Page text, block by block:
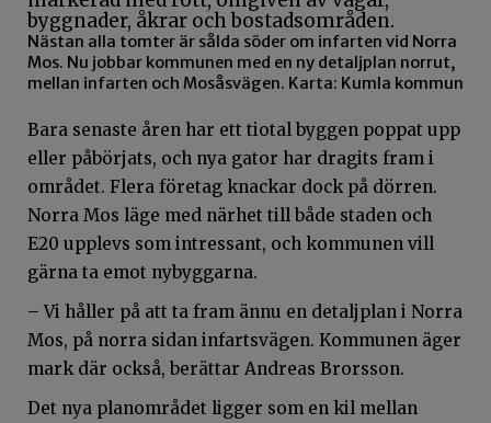
Nästan alla tomter är sålda söder om infarten vid Norra
Mos. Nu jobbar kommunen med en ny detaljplan norrut,
mellan infarten och Mosåsvägen. Karta: Kumla kommun
Bara senaste åren har ett tiotal byggen poppat upp
eller påbörjats, och nya gator har dragits fram i
området. Flera företag knackar dock på dörren.
Norra Mos läge med närhet till både staden och
E20 upplevs som intressant, och kommunen vill
gärna ta emot nybyggarna.
– Vi håller på att ta fram ännu en detaljplan i Norra
Mos, på norra sidan infartsvägen. Kommunen äger
mark där också, berättar Andreas Brorsson.
Det nya planområdet ligger som en kil mellan